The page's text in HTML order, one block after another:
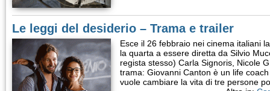
Le leggi del desiderio – Trama e trailer
Esce il 26 febbraio nei cinema italiani
la quarta a essere diretta da Silvio
regista stesso) Carla Signoris, Nicole
trama: Giovanni Canton è un life
vuole cambiare la vita di tre persone